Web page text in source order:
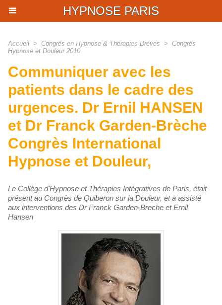
HYPNOSE PARIS
Accueil > Congrès en Hypnose & Thérapies Brèves > Congrès
Hypnose et Douleur 2010
Communiquer avec les
patients dans le cadre des
urgences. Dr Ernil HANSEN
et Dr Franck Garden-Brèche
Congrès International
Hypnose et Douleur,
Le Collège d'Hypnose et Thérapies Intégratives de Paris, était
présent au Congrès de Quiberon sur la Douleur, et a assisté
aux interventions des Dr Franck Garden-Breche et Ernil
Hansen